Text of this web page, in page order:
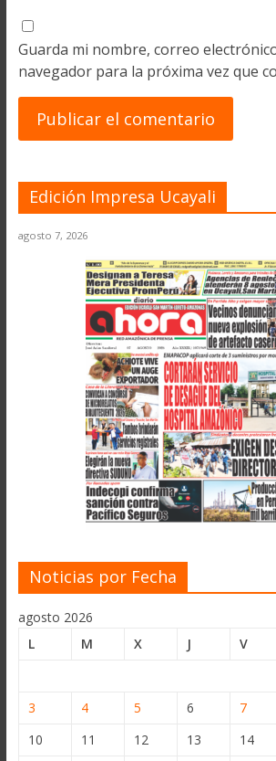
Guarda mi nombre, correo
navegador para la próxima vez que
Edición Impresa Ucayali
agosto 7, 2026
Noticias por Fecha
agosto 2026
L
M X J V
3
4 5 6 7
10
11 12 13 14